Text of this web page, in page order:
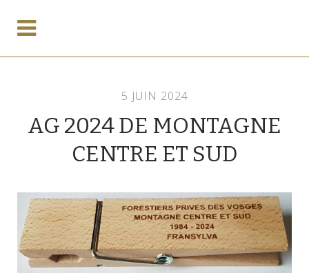
5 JUIN 2024
AG 2024 DE MONTAGNE
CENTRE ET SUD